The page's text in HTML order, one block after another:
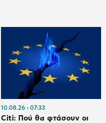
10.08.26 07:33
Citi: Πού θα φτάσουν οι